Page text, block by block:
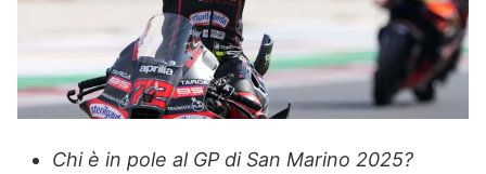
Chi è in pole al GP di San Marino 2025?